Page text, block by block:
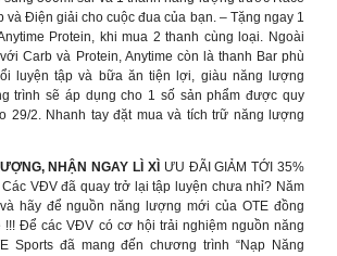
và Điện giải cho cuộc đua của bạn. – Tặng ngay 1
Protein, khi mua 2 thanh cùng loại. Ngoài
Carb và Protein, Anytime còn là thanh Bar phù
luyện tập và bữa ăn tiện lợi, giàu năng lượng
trình sẽ áp dụng cho 1 số sản phẩm được quy
29/2. Nhanh tay đặt mua và tích trữ năng lượng
NHẬN NGAY LÌ XÌ ƯU ĐÃI GIẢM TỚI 35%
Các VĐV đã quay trở lại tập luyện chưa nhỉ? Năm
hãy để nguồn năng lượng mới của OTE đồng
!!! Để các VĐV có cơ hội trải nghiệm nguồn năng
Sports đã mang đến chương trình “Nạp Năng